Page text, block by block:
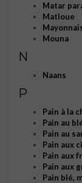
Matar
Matloue
Mouna
N
Naans
P
Pain à la
Pain au
Pain au
Pain aux
Pain aux
Pain aux
Pain blé,